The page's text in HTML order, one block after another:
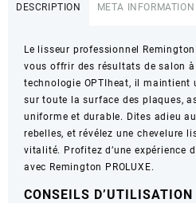
Lisseur
professionnel
pour
des
résultats
de
salon
DESCRIPTION META INFORMATION
Le lisseur professionnel
vous offrir des résultats de salon
technologie OPTIheat, il maintient
sur toute la surface des plaques,
uniforme et durable. Dites adieu
rebelles, et révélez une chevelure
vitalité. Profitez d’une expérience
avec Remington PROLUXE.
CONSEILS D’UTILISATION